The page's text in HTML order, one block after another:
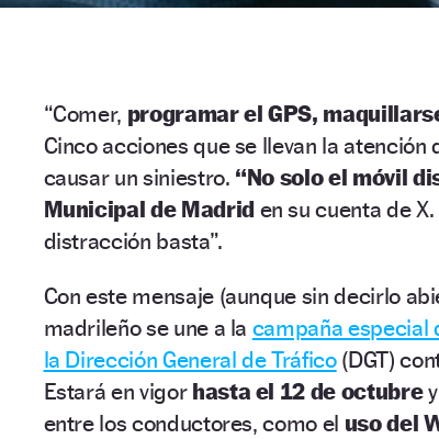
“Comer, programar el GPS,
Cinco acciones que se llevan la
causar un siniestro. “No solo el móvil
Municipal de Madriden su cuenta de X.
distracción basta”.
Con este mensaje (aunque sin decirlo
madrileño se une a la campaña especial
la Dirección General de Tráfico(DGT)
Estará en vigor hasta el 12 de octubre
entre los conductores, como el uso del